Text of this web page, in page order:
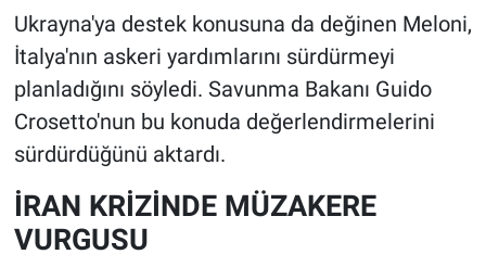
Ukrayna'ya destek konusuna da değinen Meloni,
İtalya'nın askeri yardımlarını sürdürmeyi
planladığını söyledi. Savunma Bakanı Guido
Crosetto'nun bu konuda değerlendirmelerini
sürdürdüğünü aktardı.
İRAN KRİZİNDE MÜZAKERE
VURGUSU